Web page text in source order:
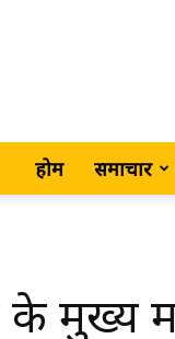
होम समाचार
के मुख्य